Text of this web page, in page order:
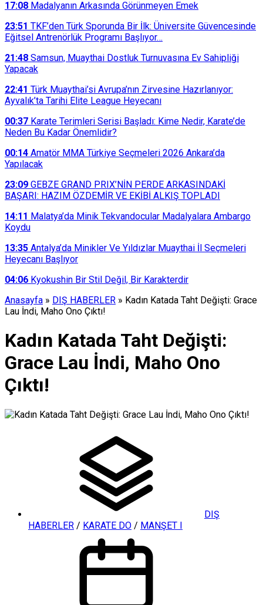
17:08 Madalyanın Arkasında Görünmeyen Emek
23:51 TKF’den Türk Sporunda Bir İlk: Üniversite Güvencesinde
Eğitsel Antrenörlük Programı Başlıyor…
21:48 Samsun, Muaythai Dostluk Turnuvasına Ev Sahipliği
Yapacak
22:41 Türk Muaythai’si Avrupa’nın Zirvesine Hazırlanıyor:
Ayvalık’ta Tarihi Elite League Heyecanı
00:37 Karate Terimleri Serisi Başladı: Kime Nedir, Karate’de
Neden Bu Kadar Önemlidir?
00:14 Amatör MMA Türkiye Seçmeleri 2026 Ankara’da
Yapılacak
23:09 GEBZE GRAND PRIX’NİN PERDE ARKASINDAKİ
BAŞARI: HAZIM ÖZDEMİR VE EKİBİ ALKIŞ TOPLADI
14:11 Malatya’da Minik Tekvandocular Madalyalara Ambargo
Koydu
13:35 Antalya’da Minikler Ve Yıldızlar Muaythai İl Seçmeleri
Heyecanı Başlıyor
04:06 Kyokushin Bir Stil Değil, Bir Karakterdir
Anasayfa » DIŞ HABERLER » Kadın Katada Taht Değişti: Grace
Lau İndi, Maho Ono Çıktı!
Kadın Katada Taht Değişti:
Grace Lau İndi, Maho Ono
Çıktı!
DIŞ
HABERLER / KARATE DO / MANŞET I